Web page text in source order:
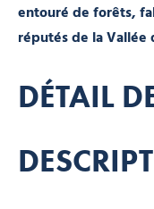
entouré de forêts,
réputés de la Vallée
DÉTAIL